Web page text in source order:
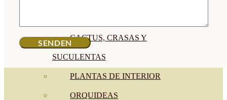
CACTUS, CRASAS Y
SUCULENTAS
PLANTAS DE INTERIOR
ORQUIDEAS